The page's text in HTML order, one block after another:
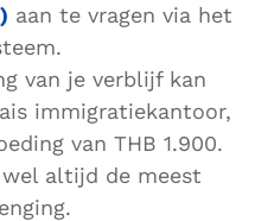
aan te vragen via het
van je verblijf kan
immigratiekantoor,
van THB 1.900.
altijd de meest